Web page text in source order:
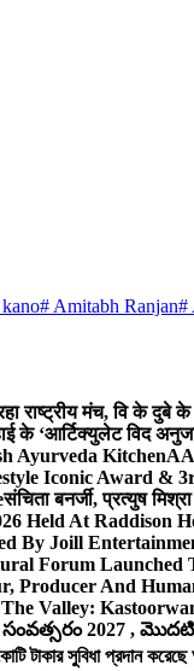
# Amitabh Ranjan#
राष्ट्रीय मंच, वि के दुबे
के ‘आर्टिक्युलेट विद
Ayurveda Kitchen
Iconic Award &
संचिता बनर्जी, प्रत्युष
Held At Raddison
By Joill
Forum Launched
Producer And
The Valley:
సంవత్సరం 2027 ,
সুবিধা প্রদান